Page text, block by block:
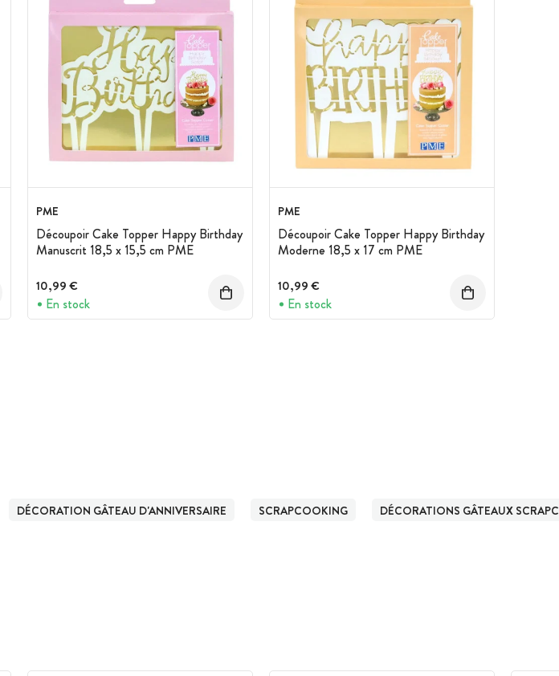
PME
Découpoir Cake Topper Happy Birthday
Manuscrit 18,5 x 15,5 cm PME
10,99 €
En stock
PME
Découpoir Cake Topper Happy Birthday
Moderne 18,5 x 17 cm PME
10,99 €
En stock
DÉCORATION GÂTEAU D'ANNIVERSAIRE SCRAPCOOKING DÉCORATIONS GÂTEAUX